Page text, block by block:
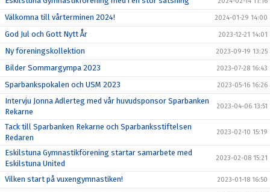
Välkomna till vårterminen 2024! 2024-01-29 14:00
God Jul och Gott Nytt År 2023-12-21 14:01
Ny föreningskollektion 2023-09-19 13:25
Bilder Sommargympa 2023 2023-07-28 16:43
Sparbankspokalen och USM 2023 2023-05-16 16:26
Intervju Jonna Adlerteg med vår huvudsponsor Sparbanken
Rekarne
2023-04-06 13:51
Tack till Sparbanken Rekarne och Sparbanksstiftelsen
Redaren
2023-02-10 15:19
Eskilstuna Gymnastikförening startar samarbete med
Eskilstuna United
2023-02-08 15:21
Vilken start på vuxengymnastiken! 2023-01-18 16:50